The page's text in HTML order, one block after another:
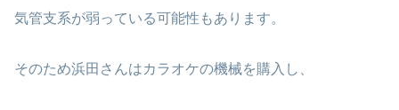
気管支系が弱っている可能性もあります。
そのため浜田さんはカラオケの機械を購入し、